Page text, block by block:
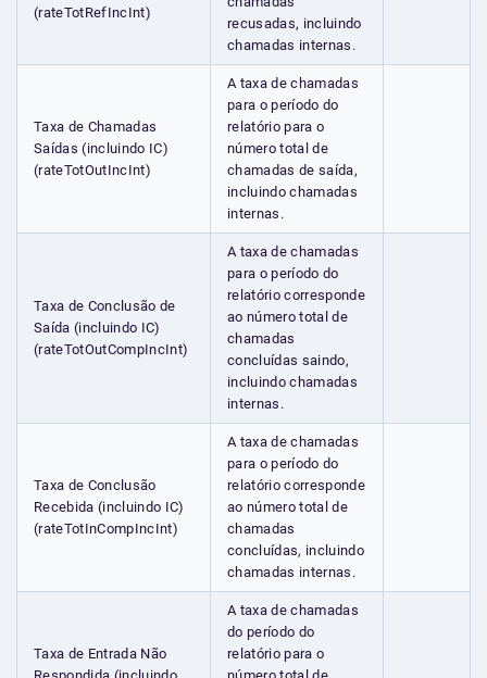
(rateTotRefIncInt)
recusadas, incluindo
chamadas internas.
Taxa de Chamadas
Saídas (incluindo IC)
(rateTotOutIncInt)
A taxa de chamadas
para o período do
relatório para o
número total de
chamadas de saída,
incluindo chamadas
internas.
Taxa de Conclusão de
Saída (incluindo IC)
(rateTotOutCompIncInt)
A taxa de chamadas
para o período do
relatório corresponde
ao número total de
chamadas
concluídas saindo,
incluindo chamadas
internas.
Taxa de Conclusão
Recebida (incluindo IC)
(rateTotInCompIncInt)
A taxa de chamadas
para o período do
relatório corresponde
ao número total de
chamadas
concluídas, incluindo
chamadas internas.
Taxa de Entrada Não
Respondida (incluindo
A taxa de chamadas
do período do
relatório para o
número total de